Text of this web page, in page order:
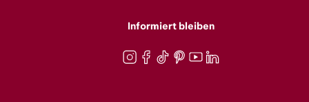
Informiert bleiben